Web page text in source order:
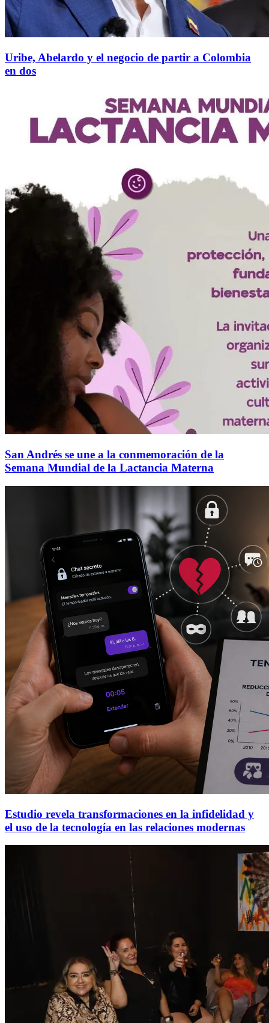
Uribe, Abelardo y el negocio de partir a Colombia
en dos
San Andrés se une a la conmemoración de la
Semana Mundial de la Lactancia Materna
Estudio revela transformaciones en la infidelidad y
el uso de la tecnología en las relaciones modernas